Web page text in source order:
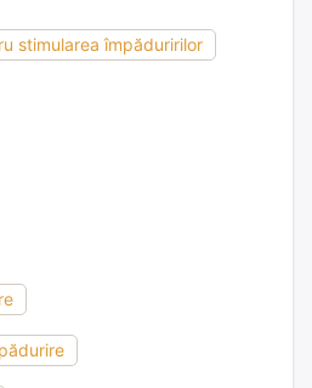
stimularea împăduririlor